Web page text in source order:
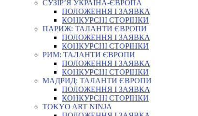
СУЗІР’Я УКРАЇНА-ЄВРОПА
ПОЛОЖЕННЯ І ЗАЯВКА
КОНКУРСНІ СТОРІНКИ
ПАРИЖ: ТАЛАНТИ ЄВРОПИ
ПОЛОЖЕННЯ І ЗАЯВКА
КОНКУРСНІ СТОРІНКИ
РИМ: ТАЛАНТИ ЄВРОПИ
ПОЛОЖЕННЯ І ЗАЯВКА
КОНКУРСНІ СТОРІНКИ
МАДРИД: ТАЛАНТИ ЄВРОПИ
ПОЛОЖЕННЯ І ЗАЯВКА
КОНКУРСНІ СТОРІНКИ
TOKYO ART NINJA